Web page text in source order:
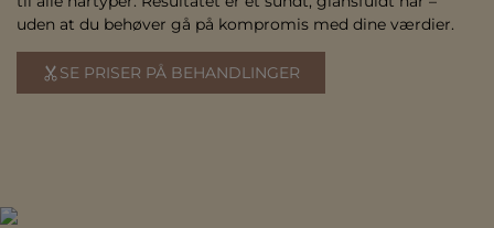
uden at du behøver gå på kompromis med dine værdier.
SE PRISER PÅ BEHANDLINGER